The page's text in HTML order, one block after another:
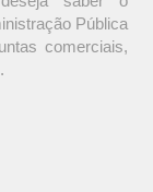
Pública
comerciais,